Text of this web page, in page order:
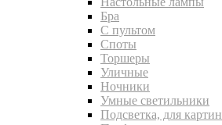
Бра
С пультом
Споты
Торшеры
Уличные
Ночники
Умные светильники
Подсветка, для картин